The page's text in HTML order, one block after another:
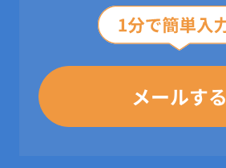
メールする